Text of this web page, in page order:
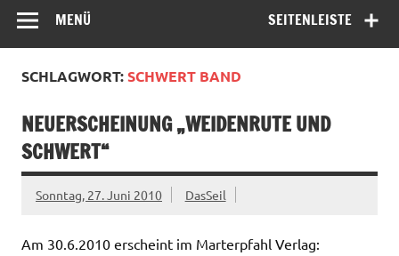
SEITENLEISTE
MENÜ
SCHLAGWORT:SCHWERT BAND
NEUERSCHEINUNG „WEIDENRUTE UND
SCHWERT“
Sonntag, 27. Juni 2010 DasSeil
Am 30.6.2010 erscheint im Marterpfahl Verlag: